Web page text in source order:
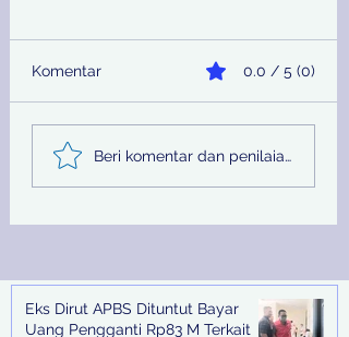
Sinergi Bea Cukai dan
Satgaspam Lanudal
Juanda Gagalkan
Komentar 0.0 / 5 (0)
Beri komentar dan penilaian...
Recent Posts
Eks Dirut APBS Dituntut Bayar
Uang Pengganti Rp83 M Terkait